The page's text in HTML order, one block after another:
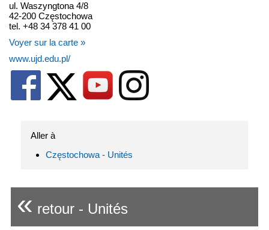
ul. Waszyngtona 4/8
42-200 Częstochowa
tel. +48 34 378 41 00
Voyer sur la carte »
www.ujd.edu.pl/
Aller à
Częstochowa - Unités
« retour - Unités